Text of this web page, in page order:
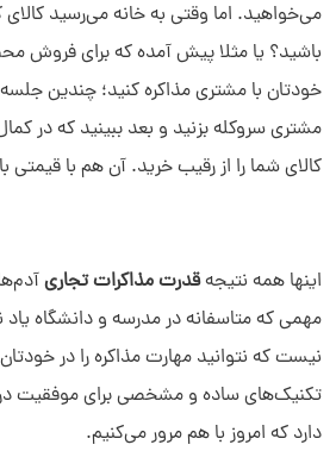
می‌خواهید. اما وقتی به خانه می‌رسید کالای
باشید؟ یا مثلا پیش آمده که برای فروش
خودتان با مشتری مذاکره کنید؛ چندین
مشتری سروکله بزنید و بعد ببینید که در
کالای شما را از رقیب خرید. آن هم با قیمتی
اینها همه نتیجهقدرت مذاکرات تجاری
مهمی که متاسفانه در مدرسه و دانشگاه یاد
نیست که نتوانید مهارت مذاکره را در
تکنیک‌های ساده و مشخصی برای موفقیت
دارد که امروز با هم مرور می‌کنیم.